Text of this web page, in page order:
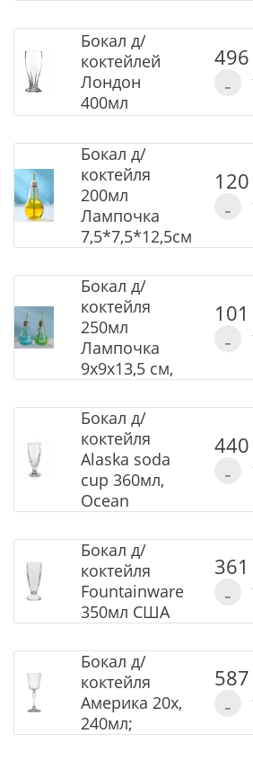
Бокал д/
коктейлей
Лондон
400мл
-
Бокал д/
коктейля
200мл
Лампочка
7,5*7,5*12,5см
-
Бокал д/
коктейля
250мл
Лампочка
9х9х13,5 см,
-
Бокал д/
коктейля
Alaska soda
cup 360мл,
Ocean
-
Бокал д/
коктейля
Fountainware
350мл США
-
Бокал д/
коктейля
Америка 20х,
240мл;
-